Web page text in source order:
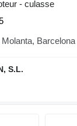
- culasse
Barcelona
S.L.